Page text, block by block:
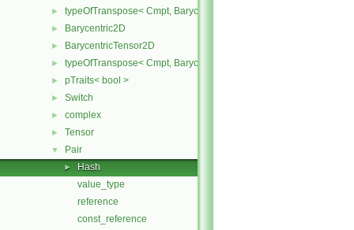
► typeOfTranspose< Cmpt, BarycentricTensor< Cmpt > >
► Barycentric2D
► BarycentricTensor2D
► typeOfTranspose< Cmpt, BarycentricTensor2D< Cmpt > >
► pTraits< bool >
► Switch
► complex
► Tensor
▼ Pair
►
Hash
value_type
reference
const_reference